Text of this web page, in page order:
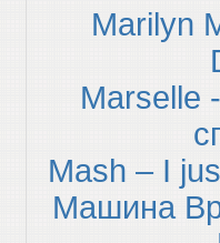
Marilyn
Marselle
Mash – I
Машина